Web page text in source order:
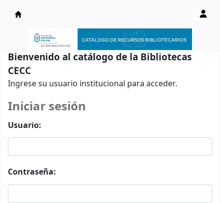
Catálogo en línea
Bienvenido al catálogo de la Bibliotecas
CECC
Ingrese su usuario institucional para acceder.
Iniciar sesión
Usuario:
Contraseña: